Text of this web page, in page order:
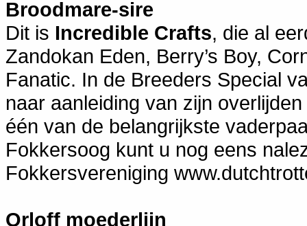
Broodmare-sire
Dit is Incredible Crafts, die al
Zandokan Eden, Berry’s Boy,
Fanatic. In de Breeders Special
naar aanleiding van zijn
één van de belangrijkste
Fokkersoog kunt u nog eens
Fokkersvereniging
Orloff moederlijn